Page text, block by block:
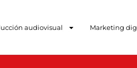
audiovisual Marketing